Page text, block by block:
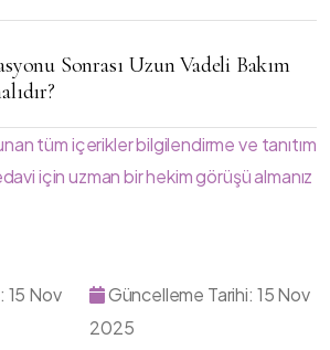
Sonrası Uzun Vadeli Bakım
tüm içerikler bilgilendirme ve tanıtım
için uzman bir hekim görüşü almanız
15 Nov
Güncelleme Tarihi: 15 Nov
2025